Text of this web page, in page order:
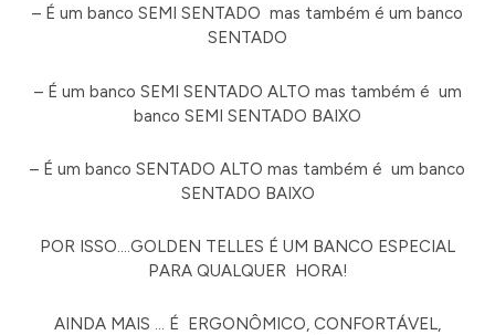
– É um banco SEMI SENTADO mas também é um banco
SENTADO
– É um banco SEMI SENTADO ALTO mas também é um
banco SEMI SENTADO BAIXO
– É um banco SENTADO ALTO mas também é um banco
SENTADO BAIXO
POR ISSO….GOLDEN TELLES É UM BANCO ESPECIAL
PARA QUALQUER HORA!
AINDA MAIS … É ERGONÔMICO, CONFORTÁVEL,